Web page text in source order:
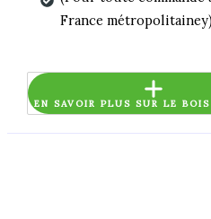
France
EN SAVOIR PLUS SUR LE BOIS